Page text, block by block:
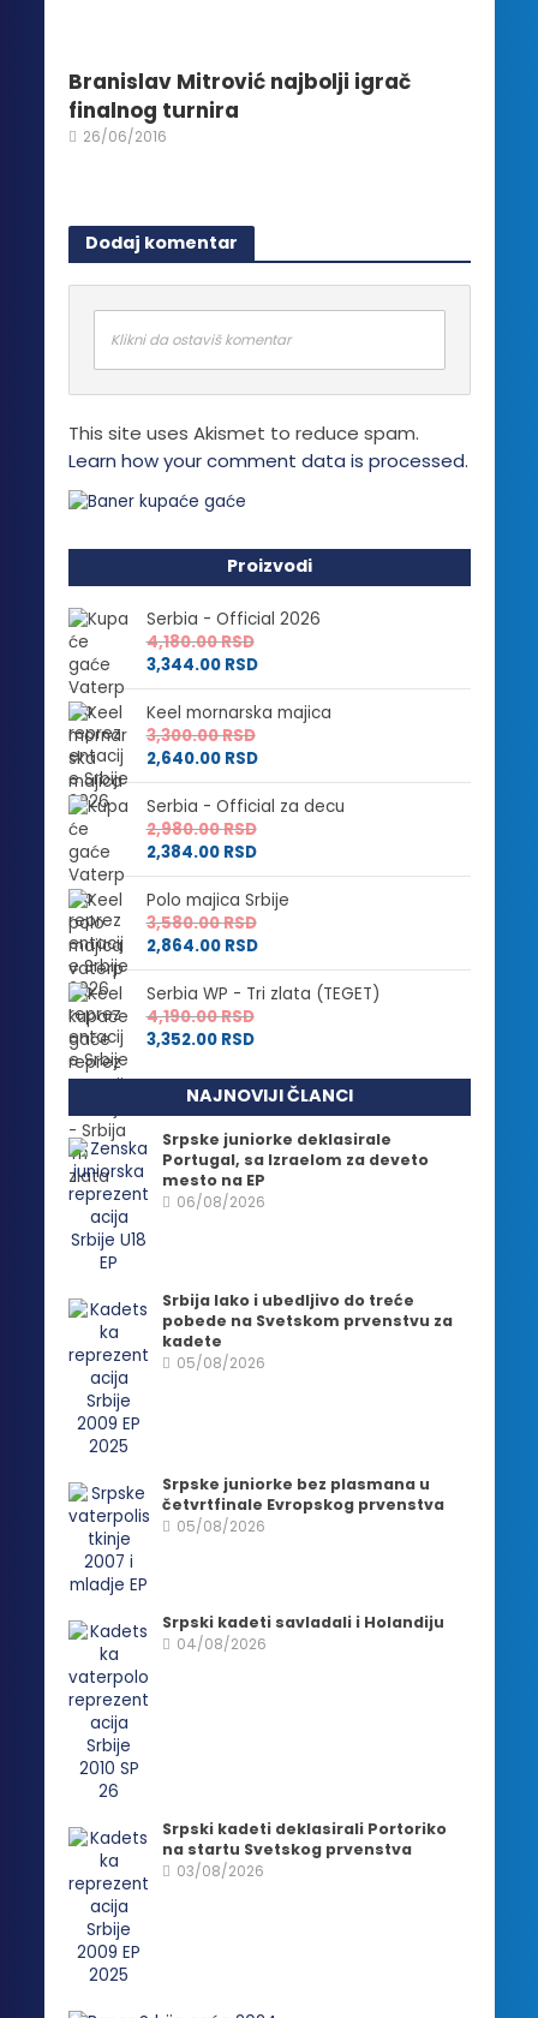
Branislav Mitrović najbolji igrač
finalnog turnira
26/06/2016
Dodaj komentar
Klikni da ostaviš komentar
This site uses Akismet to reduce spam.
Learn how your comment data is processed.
Proizvodi
Serbia - Official 2026
4,180.00RSD
3,344.00 RSD
Keel mornarska majica
3,300.00RSD
2,640.00 RSD
Serbia - Official za decu
2,980.00RSD
2,384.00 RSD
Polo majica Srbije
3,580.00RSD
2,864.00 RSD
Serbia WP - Tri zlata (TEGET)
4,190.00RSD
3,352.00 RSD
NAJNOVIJI ČLANCI
Srpske juniorke deklasirale
Portugal, sa Izraelom za deveto
mesto na EP
06/08/2026
Srbija lako i ubedljivo do treće
pobede na Svetskom prvenstvu za
kadete
05/08/2026
Srpske juniorke bez plasmana u
četvrtfinale Evropskog prvenstva
05/08/2026
Srpski kadeti savladali i Holandiju
04/08/2026
Srpski kadeti deklasirali Portoriko
na startu Svetskog prvenstva
03/08/2026